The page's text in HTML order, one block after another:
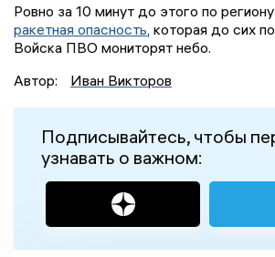
Ровно за 10 минут до этого по
ракетная опасность , которая до сих
Войска ПВО мониторят небо.
Автор:
Иван Викторов
Подписывайтесь, чтобы
узнавать о важном: